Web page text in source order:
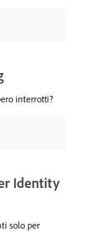
interrotti?
Identity
solo per